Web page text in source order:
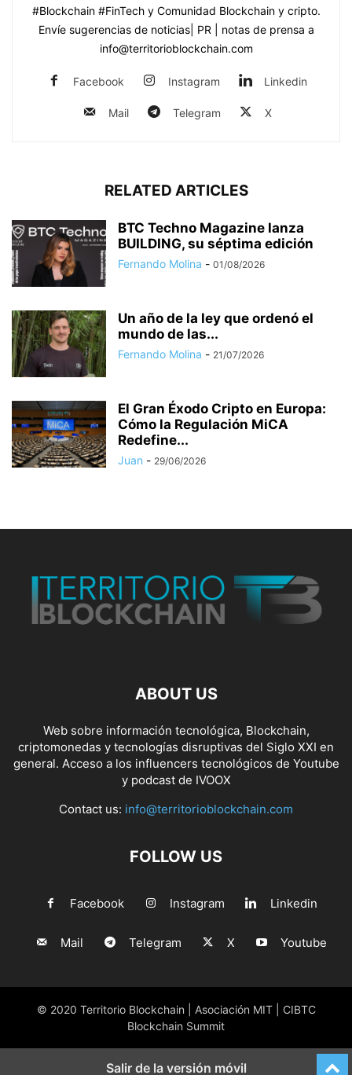
#Blockchain #FinTech y Comunidad Blockchain y cripto.
Envíe sugerencias de noticias| PR | notas de prensa a
info@territorioblockchain.com
Facebook Instagram Linkedin
Mail Telegram X
RELATED ARTICLES
BTC Techno Magazine lanza
BUILDING, su séptima edición
Fernando Molina - 01/08/2026
Un año de la ley que ordenó el
mundo de las...
Fernando Molina - 21/07/2026
El Gran Éxodo Cripto en Europa:
Cómo la Regulación MiCA
Redefine...
Juan - 29/06/2026
ABOUT US
Web sobre información tecnológica, Blockchain,
criptomonedas y tecnologías disruptivas del Siglo XXI en
general. Acceso a los influencers tecnológicos de Youtube
y podcast de IVOOX
Contact us: info@territorioblockchain.com
FOLLOW US
Facebook Instagram Linkedin
Mail Telegram X Youtube
© 2020 Territorio Blockchain | Asociación MIT | CIBTC
Blockchain Summit
Salir de la versión móvil